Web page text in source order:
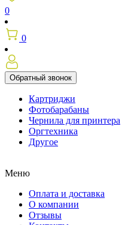
0
0
Обратный звонок
Картриджи
Фотобарабаны
Чернила для принтера
Оргтехника
Другое
Меню
Оплата и доставка
О компании
Отзывы